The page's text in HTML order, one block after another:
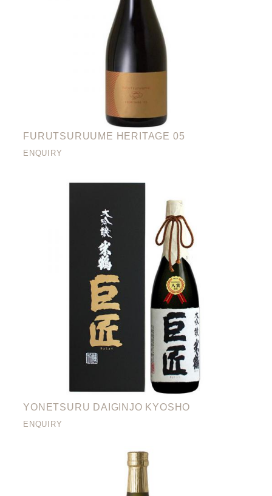
FURUTSURUUME HERITAGE 05
ENQUIRY
YONETSURU DAIGINJO KYOSHO
ENQUIRY